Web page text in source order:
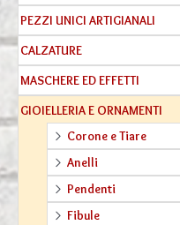
PEZZI UNICI ARTIGIANALI
CALZATURE
MASCHERE ED EFFETTI
GIOIELLERIA E ORNAMENTI
Corone e Tiare
Anelli
Pendenti
Fibule